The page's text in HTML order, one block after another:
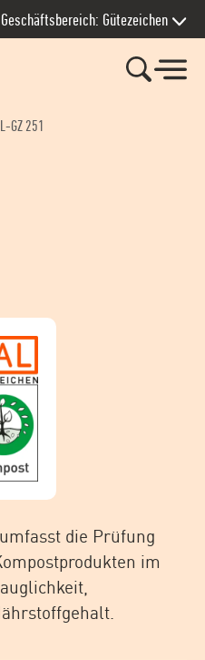
Geschäftsbereich: Gütezeichen
GZ 251
die Prüfung
im